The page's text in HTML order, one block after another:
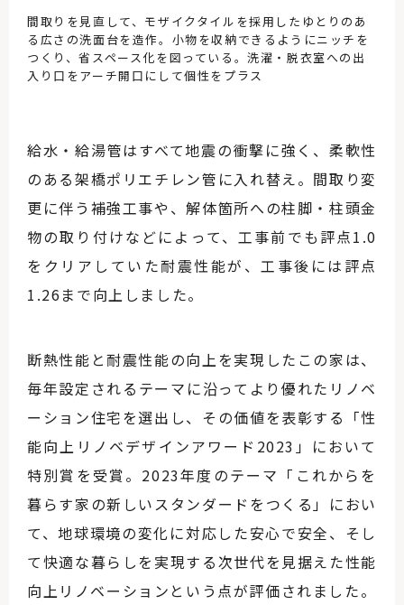
間取りを見直して、モザイクタイルを採用したゆとりのあ
る広さの洗面台を造作。小物を収納できるようにニッチを
つくり、省スペース化を図っている。洗濯・脱衣室への出
入り口をアーチ開口にして個性をプラス
給水・給湯管はすべて地震の衝撃に強く、柔軟性
のある架橋ポリエチレン管に入れ替え。間取り変
更に伴う補強工事や、解体箇所への柱脚・柱頭金
物の取り付けなどによって、工事前でも評点1.0
をクリアしていた耐震性能が、工事後には評点
1.26まで向上しました。
断熱性能と耐震性能の向上を実現したこの家は、
毎年設定されるテーマに沿ってより優れたリノベ
ーション住宅を選出し、その価値を表彰する「性
能向上リノベデザインアワード2023」において
特別賞を受賞。2023年度のテーマ「これからを
暮らす家の新しいスタンダードをつくる」におい
て、地球環境の変化に対応した安心で安全、そし
て快適な暮らしを実現する次世代を見据えた性能
向上リノベーションという点が評価されました。